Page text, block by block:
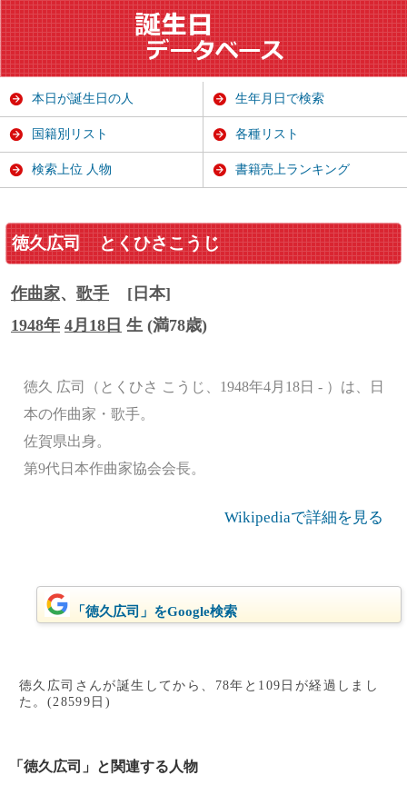
徳久広司 とくひさこうじ
作曲家、 歌手
[日本]
1948年 4月18日 生 (満78歳)
徳久 広司（とくひさ こうじ、1948年4月18日 - ）は、日
本の作曲家・歌手。
佐賀県出身。
第9代日本作曲家協会会長。
Wikipediaで詳細を見る
「徳久広司」をGoogle検索
徳久広司さんが誕生してから、78年と109日が経過しまし
た。(28599日)
「徳久広司」と関連する人物
本日が誕生日の人 生年月日で検索
国籍別リスト 各種リスト
検索上位 人物 書籍売上ランキング